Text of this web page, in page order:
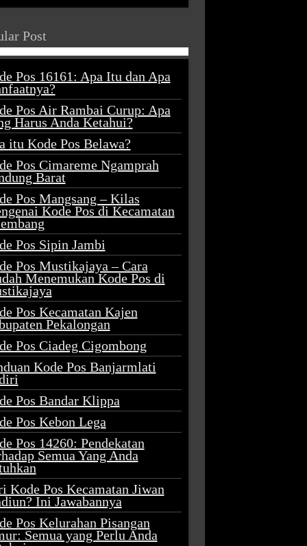
Post
Pos 16161: Apa Itu dan Apa
Pos Air Rambai Curup: Apa
Harus Anda Ketahui?
itu Kode Pos Belawa?
Pos Cimareme Ngamprah
Barat
Pos Mangsang – Kilas
Kode Pos di Kecamatan
Pos Sipin Jambi
Pos Mustikajaya – Cara
Menemukan Kode Pos di
Pos Kecamatan Kajen
Pekalongan
Pos Ciadeg Cigombong
Kode Pos Banjarmlati
Pos Bandar Klippa
Pos Kebon Lega
Pos 14260: Pendekatan
Semua Yang Anda
Kode Pos Kecamatan Jiwan
Ini Jawabannya
Pos Kelurahan Pisangan
Semua yang Perlu Anda